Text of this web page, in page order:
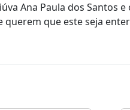
Ana Paula dos Santos
querem que este seja